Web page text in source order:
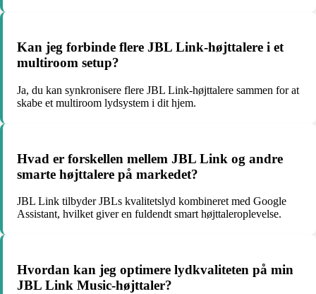
Kan jeg forbinde flere JBL Link-højttalere i et
multiroom setup?
Ja, du kan synkronisere flere JBL Link-højttalere sammen for at
skabe et multiroom lydsystem i dit hjem.
Hvad er forskellen mellem JBL Link og andre
smarte højttalere på markedet?
JBL Link tilbyder JBLs kvalitetslyd kombineret med Google
Assistant, hvilket giver en fuldendt smart højttaleroplevelse.
Hvordan kan jeg optimere lydkvaliteten på min
JBL Link Music-højttaler?